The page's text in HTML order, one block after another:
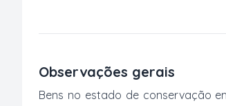
Observações gerais
Bens no estado de conservação